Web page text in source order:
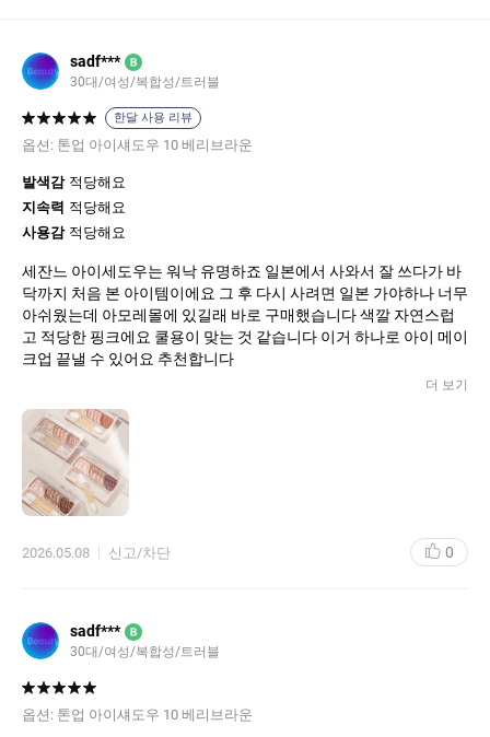
sadf*** B
30대/여성/복합성/트러블
한달 사용 리뷰
옵션: 톤업 아이섀도우 10 베리브라운
발색감 적당해요
지속력 적당해요
사용감 적당해요
세잔느 아이세도우는 워낙 유명하죠 일본에서 사와서 잘 쓰다가 바
닥까지 처음 본 아이템이에요 그 후 다시 사려면 일본 가야하나 너무
아쉬웠는데 아모레몰에 있길래 바로 구매했습니다 색깔 자연스럽
고 적당한 핑크에요 쿨용이 맞는 것 같습니다 이거 하나로 아이 메이
크업 끝낼 수 있어요 추천합니다
더 보기
2026.05.08 신고/차단 0
sadf*** B
30대/여성/복합성/트러블
옵션: 톤업 아이섀도우 10 베리브라운